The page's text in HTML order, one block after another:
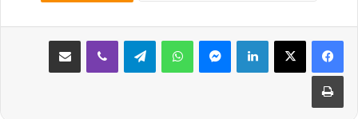
لينكدإن ماسنجر واتساب تيلقرام ڤايبر مشاركة عبر البريد
طباعة